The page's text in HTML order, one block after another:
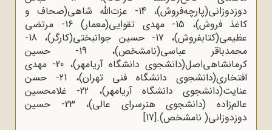
دوزدوزانی(پارچه‌فروش)، 14- عزت‌الله شاهی(صحاف و
کاغذ فروش)، 15- مهدی تقوایی(معمار) 16- مرتضی
عظیمی(کتابفروش)، 17- حسین جوانبختی(کارگر)، 18-
محمدباقر عباسی(نامشخص)، 19- حسین
کرمانشاهی‌اصل(دانشجوی دانشگاه آریامهر)، 20- مهدی
افتخاری(دانشجوی دانشگاه فنی تهران)، 21- حسن
عنایت(دانشجوی دانشگاه آریامهر)، 22- غلامحسین
عالم‌زاده (دانشجوی هنرسرای عالی)، 23- حسین
دوزدوزانی( نامشخص).[17]